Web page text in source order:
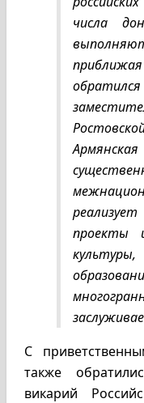
числа
проекты
С
также
викарий